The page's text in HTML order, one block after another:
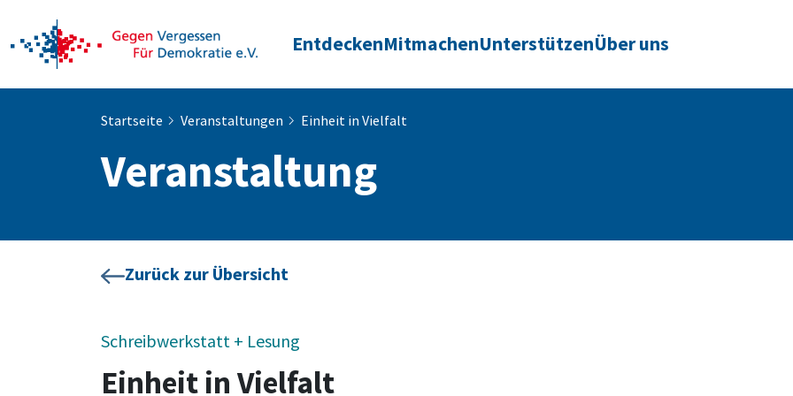
EntdeckenMitmachenUnterstützenÜber uns
Startseite Veranstaltungen Einheit in Vielfalt
Veranstaltung
Zurück zur Übersicht
Schreibwerkstatt + Lesung
Einheit in Vielfalt